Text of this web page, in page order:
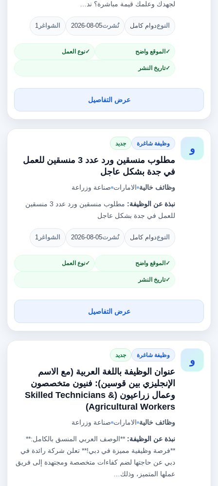
لجهدك وعلمك قيمة مباشرة؟ ند…
النوعدوام كامل نُشرت2026-08-05 الشواغر 1
الموقع واضح نوع العمل
تاريخ النشر
عرض التفاصيل
و وظيفة شاغرة جديد
مطلوب منسقين ورد عدد 3 منسقين للعمل
في جدة بشكل عاجل
وظائف خالية الامارات صناعة وزراعة
نبذة عن الوظيفة:
مطلوب منسقين ورد عدد 3 منسقين
للعمل في جدة بشكل عاجل
النوعدوام كامل نُشرت2026-08-05 الشواغر 1
الموقع واضح نوع العمل
تاريخ النشر
عرض التفاصيل
و وظيفة شاغرة جديد
عنوان الوظيفة باللغة العربية (مع الاسم
الإنجليزي بين قوسين): فنيون متخصصون
وعمال زراعيون (Skilled Technicians &
Agricultural Workers)
وظائف خالية الامارات صناعة وزراعة
نبذة عن الوظيفة: **الوصف العربي المنسق بالكامل:**
**فرصة وظيفية مميزة في دبي!** تعلن شركة رائدة في
دبي عن حاجتها لضم كفاءات متخصصة ومجتهدة إلى فريق
عملها المتميز، وذلك…